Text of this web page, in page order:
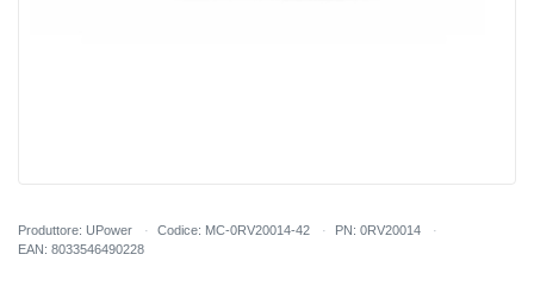
Produttore: UPower Codice: MC-0RV20014-42
PN: 0RV20014
EAN: 8033546490228